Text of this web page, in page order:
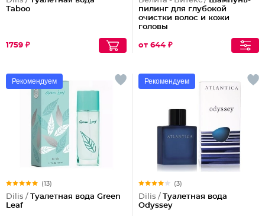
Taboo
1759 ₽
пилинг для глубокой
очистки волос и кожи
головы
от 644 ₽
Рекомендуем
(13)
Dilis / Туалетная вода Green
Leaf
Рекомендуем
(3)
Dilis / Туалетная вода
Odyssey